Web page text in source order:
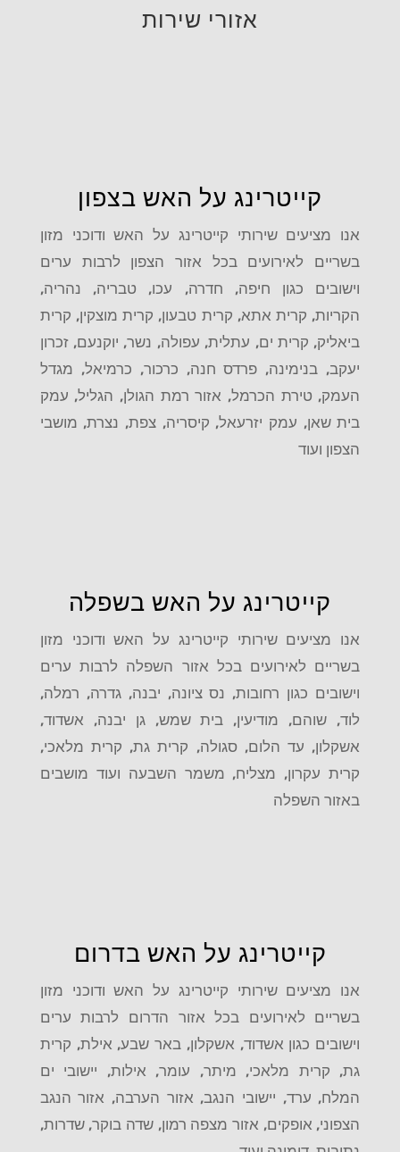
אזורי שירות
קייטרינג על האש בצפון
אנו מציעים שירותי קייטרינג על האש ודוכני מזון
בשריים לאירועים בכל אזור הצפון לרבות ערים
וישובים כגון חיפה, חדרה, עכו, טבריה, נהריה,
הקריות, קרית אתא, קרית טבעון, קרית מוצקין, קרית
ביאליק, קרית ים, עתלית, עפולה, נשר, יוקנעם, זכרון
יעקב, בנימינה, פרדס חנה, כרכור, כרמיאל, מגדל
העמק, טירת הכרמל, אזור רמת הגולן, הגליל, עמק
בית שאן, עמק יזרעאל, קיסריה, צפת, נצרת, מושבי
הצפון ועוד
קייטרינג על האש בשפלה
אנו מציעים שירותי קייטרינג על האש ודוכני מזון
בשריים לאירועים בכל אזור השפלה לרבות ערים
וישובים כגון רחובות, נס ציונה, יבנה, גדרה, רמלה,
לוד, שוהם, מודיעין, בית שמש, גן יבנה, אשדוד,
אשקלון, עד הלום, סגולה, קרית גת, קרית מלאכי,
קרית עקרון, מצליח, משמר השבעה ועוד מושבים
באזור השפלה
קייטרינג על האש בדרום
אנו מציעים שירותי קייטרינג על האש ודוכני מזון
בשריים לאירועים בכל אזור הדרום לרבות ערים
וישובים כגון אשדוד, אשקלון, באר שבע, אילת, קרית
גת, קרית מלאכי, מיתר, עומר, אילות, יישובי ים
המלח, ערד, יישובי הנגב, אזור הערבה, אזור הנגב
הצפוני, אופקים, אזור מצפה רמון, שדה בוקר, שדרות,